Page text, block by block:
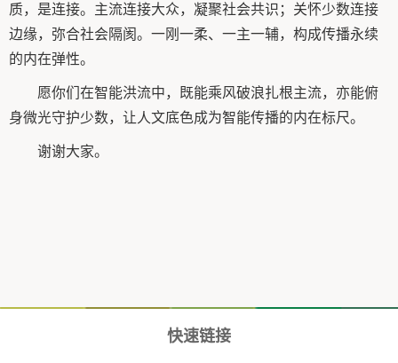
质，是连接。主流连接大众，凝聚社会共识；关怀少数连接
边缘，弥合社会隔阂。一刚一柔、一主一辅，构成传播永续
的内在弹性。
愿你们在智能洪流中，既能乘风破浪扎根主流，亦能俯
身微光守护少数，让人文底色成为智能传播的内在标尺。
谢谢大家。
快速链接